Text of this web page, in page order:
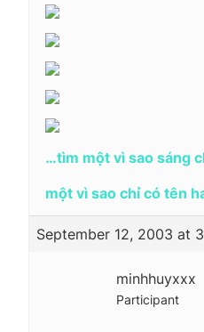
…tìm một vì sao sáng
một vì sao chỉ có tên
September 12, 2003 at
minhhuyxxx
Participant